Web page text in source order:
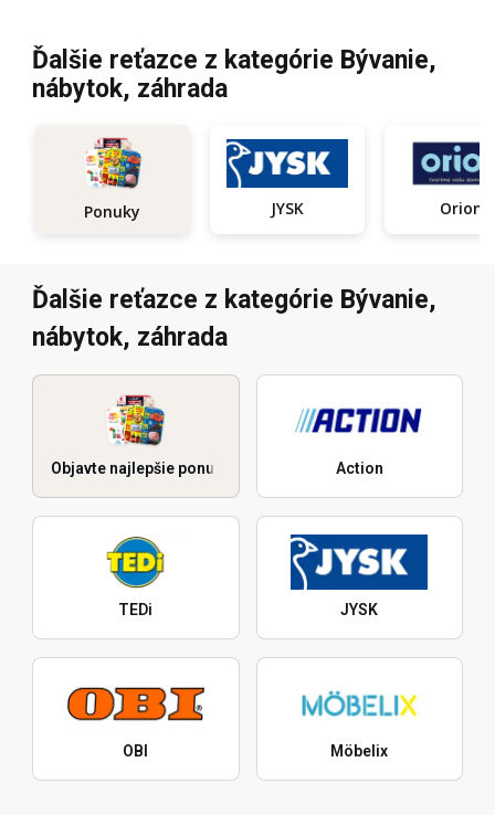
Ďalšie reťazce z kategórie Bývanie,
nábytok, záhrada
Ponuky JYSK Orion
Ďalšie reťazce z kategórie Bývanie,
nábytok, záhrada
Objavte najlepšie ponuky Action
TEDi JYSK
OBI Möbelix